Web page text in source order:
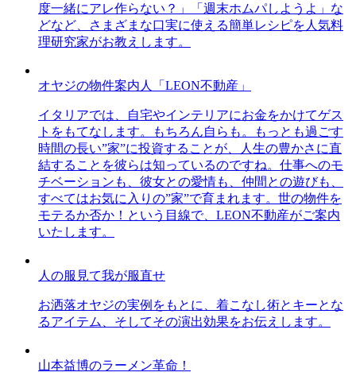
度一緒にアレ作らない？」「週末ホムパしようよ」な
どなど、さまざまな口実に使える簡単レシピを人気料
理研究家がお教えします。
オヤジの物件案内人「LEON不動産」
イタリアでは、自宅やインテリアにお金をかけてゲス
トをもてなします。もちろん自らも。もっとも過ごす
時間の長い”家”に投資することが、人生の豊かさに直
結することを彼らは知っているのですね。仕事へのモ
チベーションも、彼女との愛情も、仲間との遊びも、
すべてはお気に入りの”家”で育まれます。世の物件を
モテるか否か！という目線で、LEON不動産がご案内
いたします。
人の服見て我が服直せ
お洒落オヤジの実例をもとに、着こなし術とキーとな
るアイテム、そしてその演出効果をお伝えします。
山本益博のラーメン革命！